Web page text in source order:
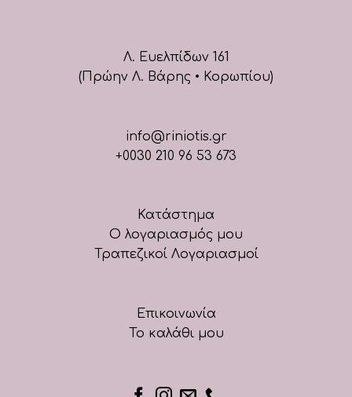
Λ. Ευελπίδων 161
(Πρώην Λ. Βάρης • Κορωπίου)
info@riniotis.gr
+0030 210 96 53 673
Κατάστημα
Ο λογαριασμός μου
Τραπεζικοί Λογαριασμοί
Επικοινωνία
Το καλάθι μου